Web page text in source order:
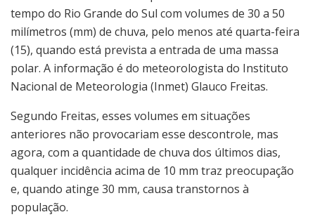
tempo do Rio Grande do Sul com volumes de 30 a 50
milímetros (mm) de chuva, pelo menos até quarta-feira
(15), quando está prevista a entrada de uma massa
polar. A informação é do meteorologista do Instituto
Nacional de Meteorologia (Inmet) Glauco Freitas.
Segundo Freitas, esses volumes em situações
anteriores não provocariam esse descontrole, mas
agora, com a quantidade de chuva dos últimos dias,
qualquer incidência acima de 10 mm traz preocupação
e, quando atinge 30 mm, causa transtornos à
população.